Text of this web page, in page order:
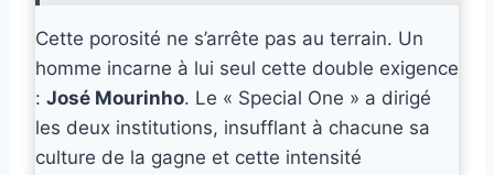
Cette porosité ne s’arrête pas au terrain. Un
homme incarne à lui seul cette double exigence
: José Mourinho. Le « Special One » a dirigé
les deux institutions, insufflant à chacune sa
culture de la gagne et cette intensité